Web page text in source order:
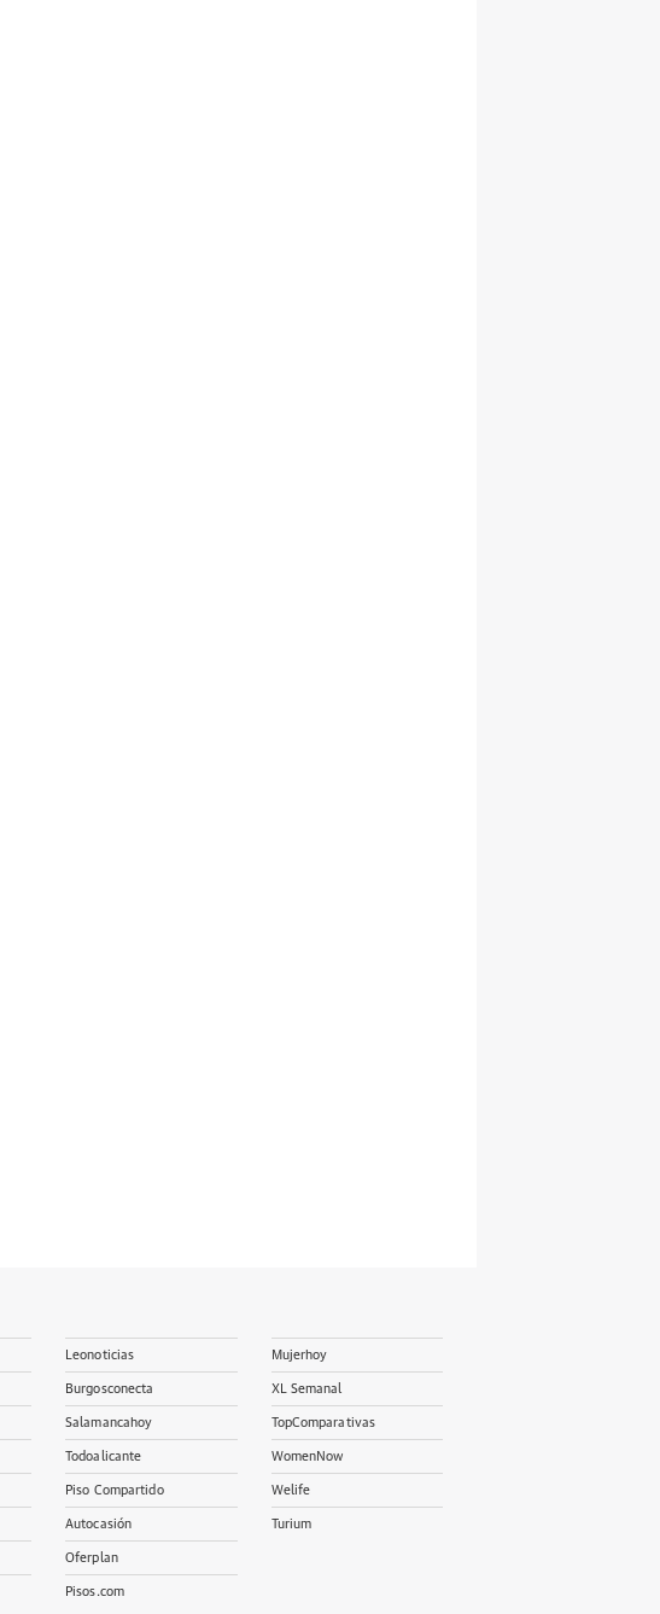
Leonoticias
Burgosconecta
Salamancahoy
Todoalicante
Piso Compartido
Autocasión
Oferplan
Pisos.com
Mujerhoy
XL Semanal
TopComparativas
WomenNow
Welife
Turium